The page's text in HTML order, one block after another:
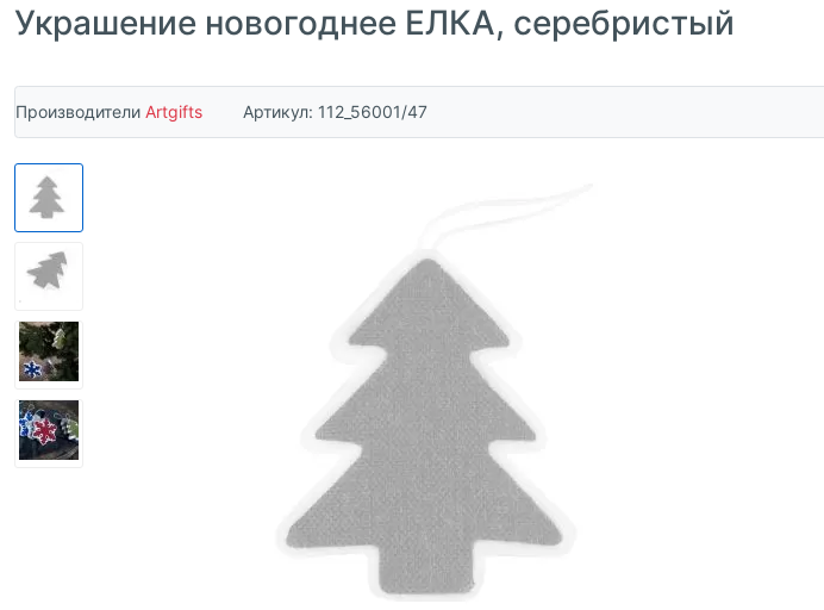
Украшение новогоднее ЕЛКА, серебристый
Производители Artgifts Артикул: 112_56001/47